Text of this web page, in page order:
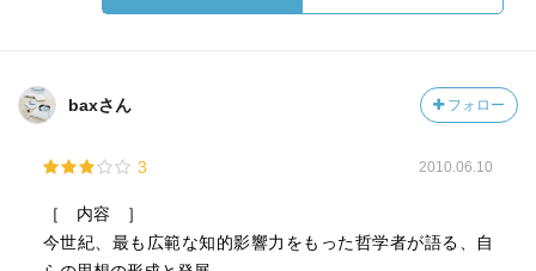
baxさん フォロー
3 2010.06.10
［ 内容 ］
今世紀、最も広範な知的影響力をもった哲学者が語る、自